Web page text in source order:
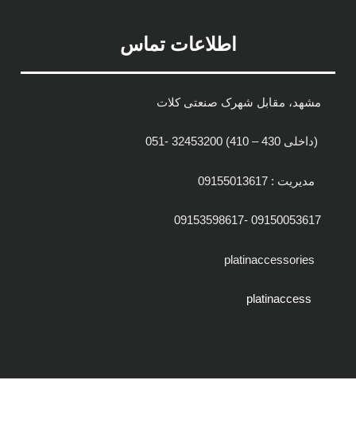
اطلاعات تماس
مشهد، مقابل شهرک صنعتی کلات
(داخلی 430 – 410) 32453200 -051
مدیریت : 09155013617
platinaccess